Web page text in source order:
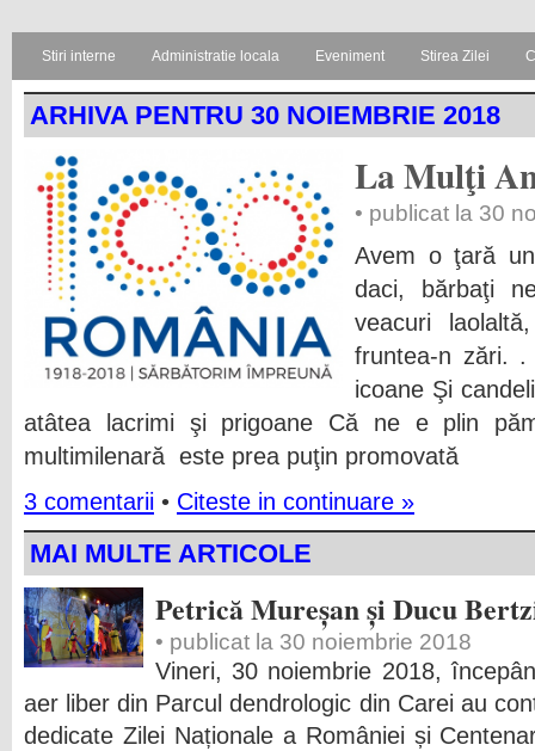
Stiri interne Administratie locala Eveniment Stirea Zilei
ARHIVA PENTRU 30 NOIEMBRIE 2018
La Mulţi
• publicat la 30
Avem o ţară
daci, bărbaţi
veacuri
fruntea-n zări.
icoane Şi
atâtea lacrimi şi prigoane Că ne e plin
multimilenară este prea puţin promovată
3 comentarii • Citeste in continuare »
MAI MULTE ARTICOLE
Petrică Mureșan și Ducu
• publicat la 30 noiembrie 2018
Vineri, 30 noiembrie 2018,
aer liber din Parcul dendrologic din Carei au
dedicate Zilei Naționale a României și